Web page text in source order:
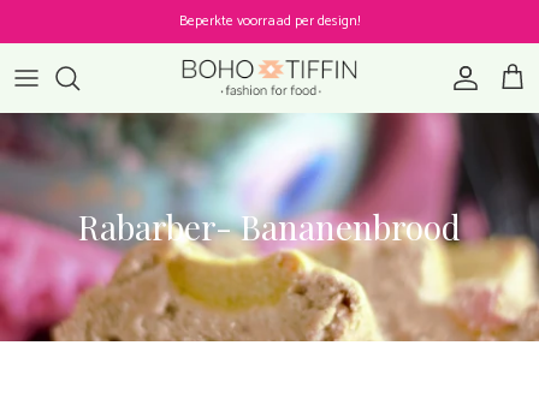
Beperkte voorraad per design!
Account
Rabarber- Bananenbrood